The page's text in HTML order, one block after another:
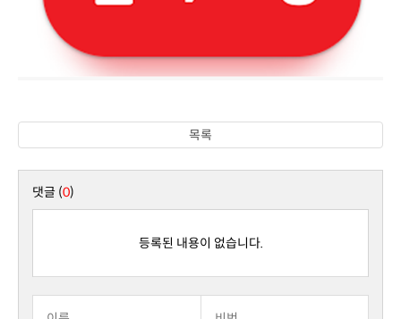
목록
댓글 (0)
등록된 내용이 없습니다.